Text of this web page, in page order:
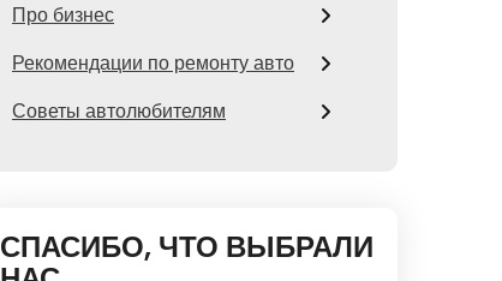
Про бизнес
Рекомендации по ремонту авто
Советы автолюбителям
СПАСИБО, ЧТО ВЫБРАЛИ